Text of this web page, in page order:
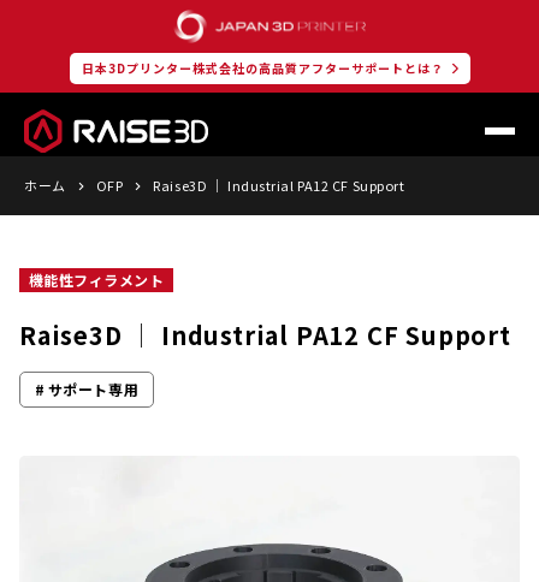
日本3Dプリンター株式会社の高品質アフターサポートとは？
ホーム OFP Raise3D │ Industrial PA12 CF Support
機能性フィラメント
Raise3D │ Industrial PA12 CF Support
サポート専用